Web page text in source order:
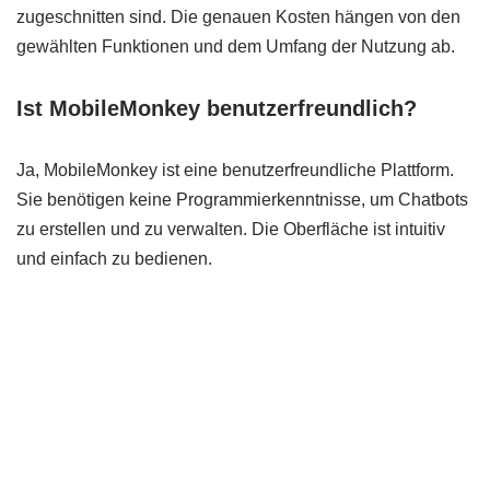
zugeschnitten sind. Die genauen Kosten hängen von den
gewählten Funktionen und dem Umfang der Nutzung ab.
Ist MobileMonkey benutzerfreundlich?
Ja, MobileMonkey ist eine benutzerfreundliche Plattform.
Sie benötigen keine Programmierkenntnisse, um Chatbots
zu erstellen und zu verwalten. Die Oberfläche ist intuitiv
und einfach zu bedienen.